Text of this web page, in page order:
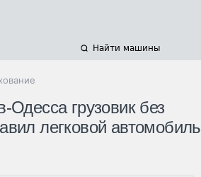
Найти машины
Одесса грузовик без
легковой автомобиль